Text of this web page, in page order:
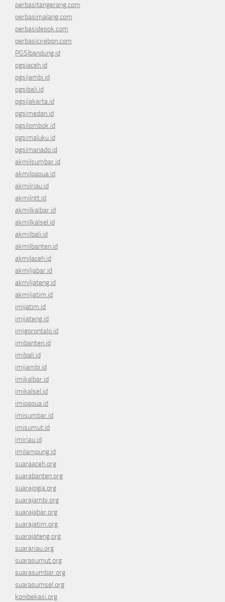
perbasitangerang.com
perbasimalang.com
perbasidepok.com
perbasicirebon.com
PGSIbandung.id
pgsiaceh.id
pgsijambi.id
pgsibali.id
pgsijakarta.id
pgsimedan.id
pgsilombok.id
pgsimaluku.id
pgsimanado.id
akmilsumbar.id
akmilpapua.id
akmilriau.id
akmilntt.id
akmilkalbar.id
akmilkalsel.id
akmilbali.id
akmilbanten.id
akmilaceh.id
akmiljabar.id
akmiljateng.id
akmiljatim.id
imijatim.id
imijateng.id
imigorontalo.id
imibanten.id
imibali.id
imijambi.id
imikalbar.id
imikalsel.id
imipapua.id
imisumbar.id
imisumut.id
imiriau.id
imilampung.id
suaraaceh.org
suarabanten.org
suarajogja.org
suarajambi.org
suarajabar.org
suarajatim.org
suarajateng.org
suarariau.org
suarasumut.org
suarasumbar.org
suarasumsel.org
konibekasi.org